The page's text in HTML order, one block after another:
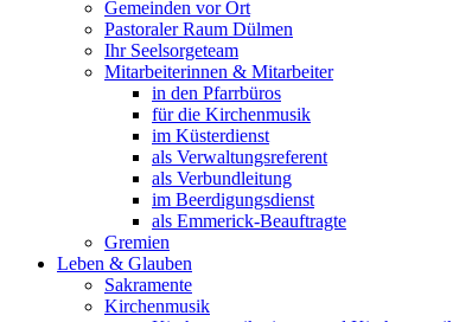
Gemeinden vor Ort
Pastoraler Raum Dülmen
Ihr Seelsorgeteam
Mitarbeiterinnen & Mitarbeiter
in den Pfarrbüros
für die Kirchenmusik
im Küsterdienst
als Verwaltungsreferent
als Verbundleitung
im Beerdigungsdienst
als Emmerick-Beauftragte
Gremien
Leben & Glauben
Sakramente
Kirchenmusik